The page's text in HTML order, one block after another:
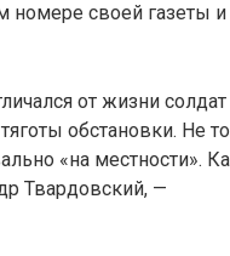
номере своей газеты
от жизни
обстановки. Не
«на местности».
Твардовский, —